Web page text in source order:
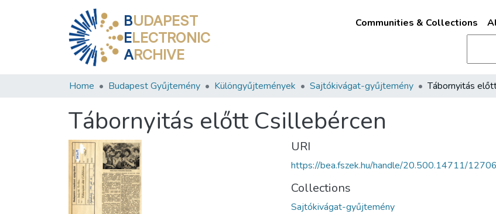
BUDAPEST
ELECTRONIC
ARCHIVE
Communities & Collections
Home Budapest Gyűjtemény Különgyűjtemények Sajtókivágat-gyűjtemény
Tábornyitás előtt Csillebércen
URI
https://bea.fszek.hu/handle/20.500.14711/
Collections
Sajtókivágat-gyűjtemény